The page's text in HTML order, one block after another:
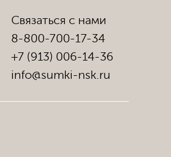
Связаться с нами
8-800-700-17-34
+7 (913) 006-14-36
info@sumki-nsk.ru